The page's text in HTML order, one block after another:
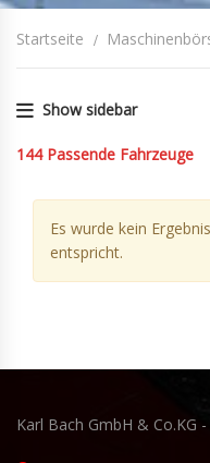
Startseite
Show sidebar
144 Passende Fahrzeuge
Es wurde kein
entspricht.
Karl Bach GmbH & Co.KG